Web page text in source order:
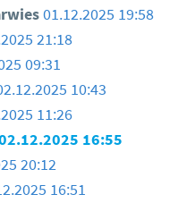
01.12.2025 19:58
21:18
09:31
10:43
11:26
16:55
20:12
16:51